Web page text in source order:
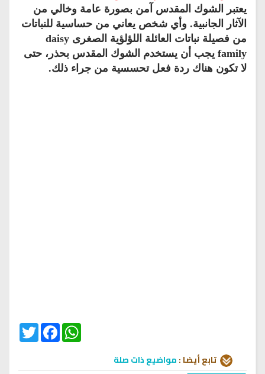
يعتبر الشوك المقدس آمن بصورة عامة وخالي من
الآثار الجانبية. وأي شخص يعاني من حساسية للنباتات
من فصيلة نباتات العائلة اللؤلؤية الصغرى daisy
family يجب أن يستخدم الشوك المقدس بحذر، حتى
لا تكون هناك ردة فعل تحسسية من جراء ذلك.
Twitter
FacebookWhatsApp
تابع أيضا :مواضيع ذات صلة